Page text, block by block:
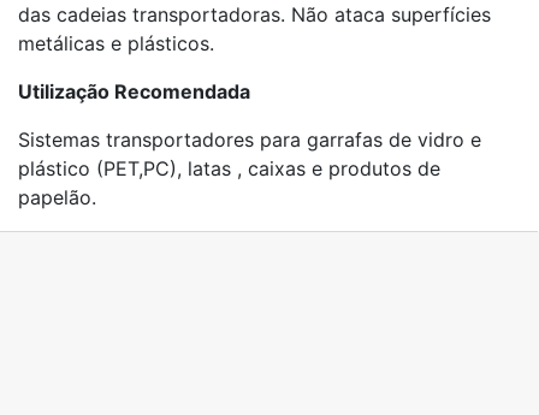
das cadeias transportadoras. Não ataca superfícies
metálicas e plásticos.
Utilização Recomendada
Sistemas transportadores para garrafas de vidro e
plástico (PET,PC), latas , caixas e produtos de
papelão.